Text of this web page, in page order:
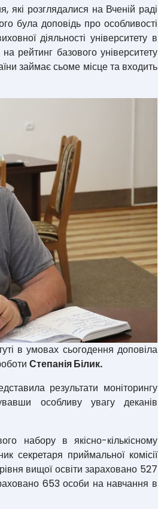
які розглядалися на Вченій раді
була доповідь про особливості
діяльності університету в
рейтинг базового університету
займає сьоме місце та входить
в умовах сьогодення доповіла
Степанія Білик.
результати моніторингу
особливу увагу деканів
набору в якісно-кількісному
секретаря приймальної комісії
вищої освіти зараховано 527
653 особи на навчання в